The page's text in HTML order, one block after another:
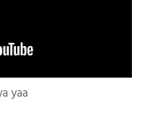
yaa